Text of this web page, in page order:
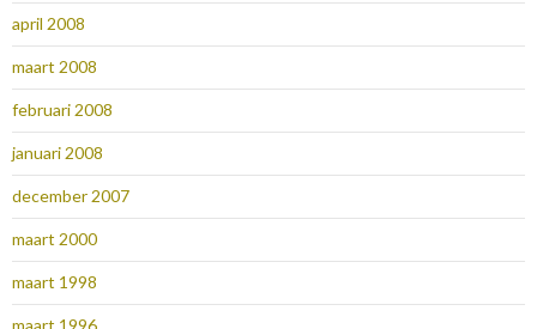
april 2008
maart 2008
februari 2008
januari 2008
december 2007
maart 2000
maart 1998